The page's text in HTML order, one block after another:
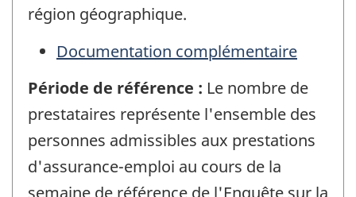
région géographique.
Documentation complémentaire
Période de référence : Le nombre de
prestataires représente l'ensemble des
personnes admissibles aux prestations
d'assurance-emploi au cours de la
semaine de référence de l'Enquête sur la